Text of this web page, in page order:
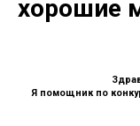
хорошие
Я помощник по